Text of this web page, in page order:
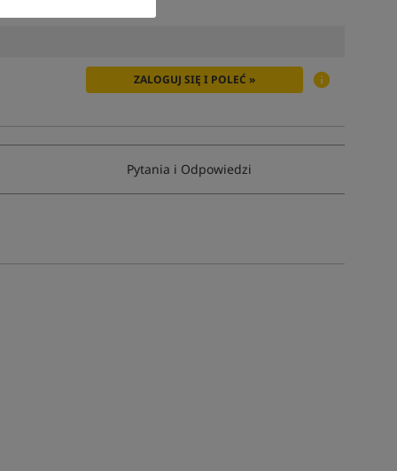
ZALOGUJ SIĘ I POLEĆ »
Pytania i Odpowiedzi